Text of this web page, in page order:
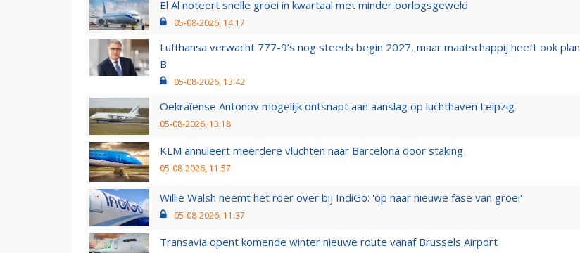
El Al noteert snelle groei in kwartaal met minder oorlogsgeweld
05-08-2026, 14:17
Lufthansa verwacht 777-9’s nog steeds begin 2027, maar maatschappij heeft ook plan
B
05-08-2026, 13:42
Oekraïense Antonov mogelijk ontsnapt aan aanslag op luchthaven Leipzig
05-08-2026, 13:18
KLM annuleert meerdere vluchten naar Barcelona door staking
05-08-2026, 11:57
Willie Walsh neemt het roer over bij IndiGo: 'op naar nieuwe fase van groei'
05-08-2026, 11:37
Transavia opent komende winter nieuwe route vanaf Brussels Airport